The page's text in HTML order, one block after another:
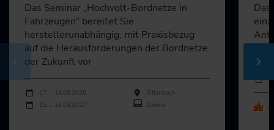
Das Seminar „Hochvolt-Bordnetze in
Fahrzeugen“ bereitet Sie
herstellerunabhängig, mit Praxisbezug
auf die Herausforderungen der Bordnetze
der Zukunft vor
Durchführungen
Veranstaltungsdatum Veranstaltungsort
17. – 18.09.2026
Offenbach
15. – 16.03.2027
Online